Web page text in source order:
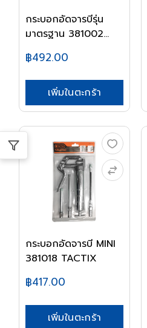
กระบอกอัดจารบีรุ่น
มาตรฐาน 381002
฿492.00
เพิ่มในตะกร้า
กระบอกอัดจารบี MINI
381018 TACTIX
฿417.00
เพิ่มในตะกร้า